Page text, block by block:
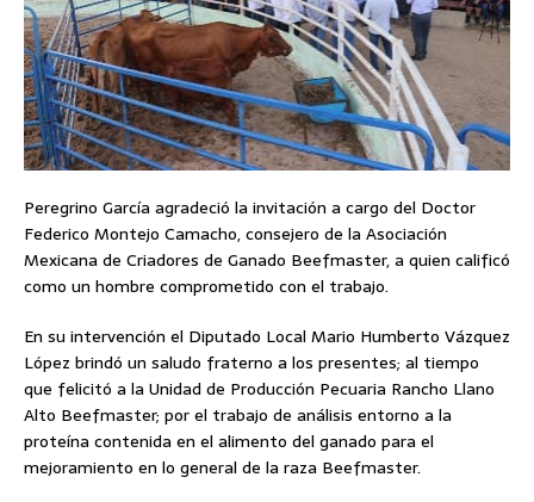
Peregrino García agradeció la invitación a cargo del Doctor
Federico Montejo Camacho, consejero de la Asociación
Mexicana de Criadores de Ganado Beefmaster, a quien calificó
como un hombre comprometido con el trabajo.
En su intervención el Diputado Local Mario Humberto Vázquez
López brindó un saludo fraterno a los presentes; al tiempo
que felicitó a la Unidad de Producción Pecuaria Rancho Llano
Alto Beefmaster; por el trabajo de análisis entorno a la
proteína contenida en el alimento del ganado para el
mejoramiento en lo general de la raza Beefmaster.